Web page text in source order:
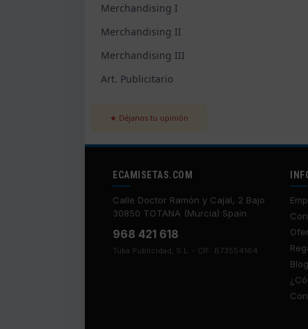
Merchandising I
Merchandising II
Merchandising III
Art. Publicitario
★ Déjanos tu opinión
ECAMISETAS.COM
Calle Doctor Ramón y Cajal, 2 Bajo
30850 TOTANA (Murcia) Spain
968 421 618
Tuka Publicidad, S.L. - CIF: B73554164
Blog